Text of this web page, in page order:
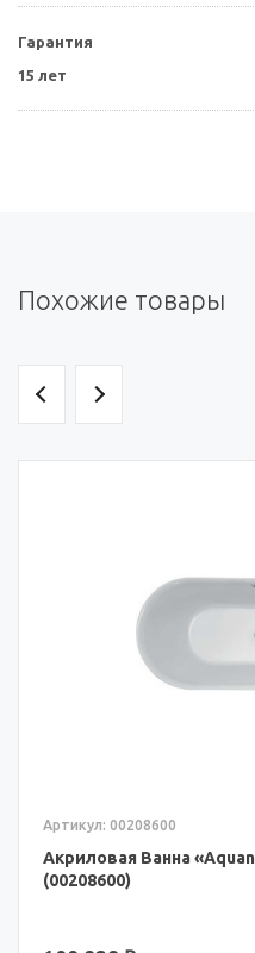
Гарантия
15 лет
Похожие товары
Артикул: 00208600
Акриловая Ванна
(00208600)